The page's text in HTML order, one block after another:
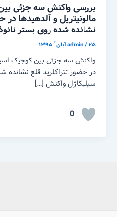
بررسی واکنش سه جزئی
مالونیتریل و آلدهیدها در
نشانده شده روی بستر
admin/۲۵ آبان ّ ۱۳۹۵
واکنش سه جزئی بین کوجیک
در حضور تتراکلرید قلع نشانده
سیلیکاژل واکنش […]
0